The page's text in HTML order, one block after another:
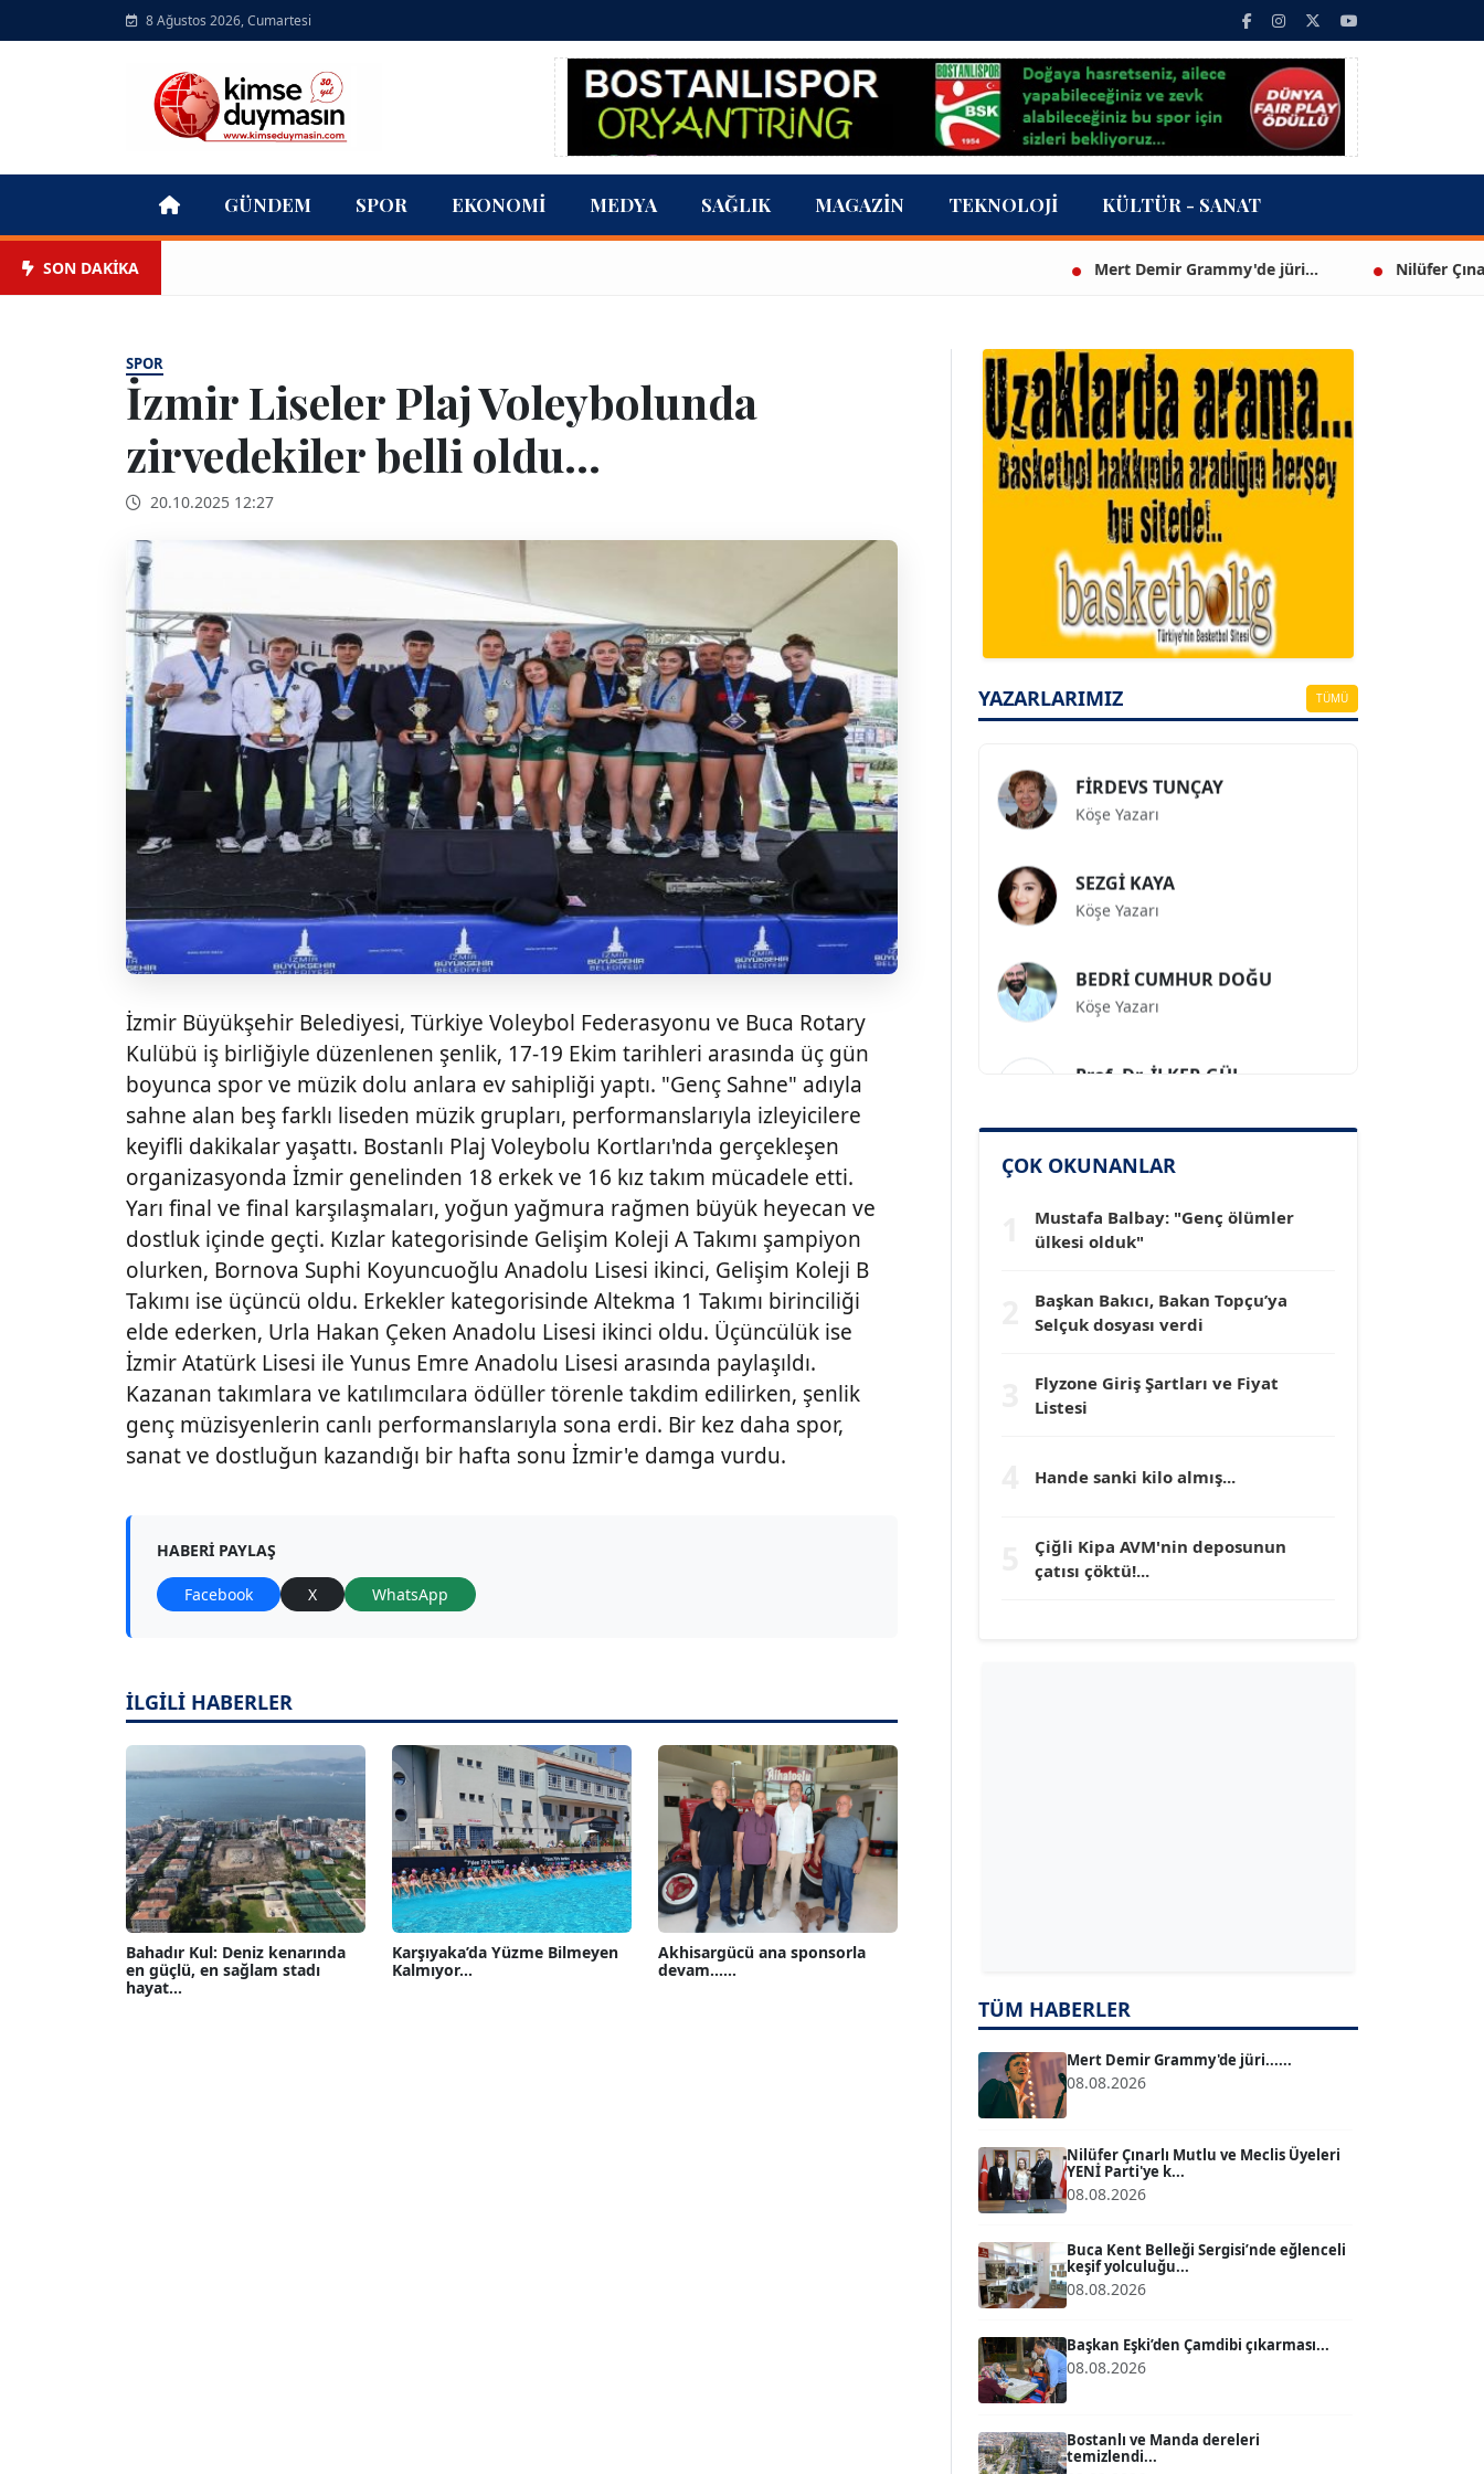
8 Ağustos 2026, Cumartesi
GÜNDEM SPOR EKONOMI MEDYA SAĞLIK MAGAZIN TEKNOLOJI KÜLTÜR - SANAT
SON DAKİKA Mert Demir Grammy'de jüri... Nilüfer Çınarlı
SPOR
İzmir Liseler Plaj Voleybolunda
zirvedekiler belli oldu...
20.10.2025 12:27
İzmir Büyükşehir Belediyesi, Türkiye Voleybol Federasyonu ve Buca Rotary
Kulübü iş birliğiyle düzenlenen şenlik, 17-19 Ekim tarihleri arasında üç gün
boyunca spor ve müzik dolu anlara ev sahipliği yaptı. "Genç Sahne" adıyla
sahne alan beş farklı liseden müzik grupları, performanslarıyla izleyicilere
keyifli dakikalar yaşattı. Bostanlı Plaj Voleybolu Kortları'nda gerçekleşen
organizasyonda İzmir genelinden 18 erkek ve 16 kız takım mücadele etti.
Yarı final ve final karşılaşmaları, yoğun yağmura rağmen büyük heyecan ve
dostluk içinde geçti. Kızlar kategorisinde Gelişim Koleji A Takımı şampiyon
olurken, Bornova Suphi Koyuncuoğlu Anadolu Lisesi ikinci, Gelişim Koleji B
Takımı ise üçüncü oldu. Erkekler kategorisinde Altekma 1 Takımı birinciliği
elde ederken, Urla Hakan Çeken Anadolu Lisesi ikinci oldu. Üçüncülük ise
İzmir Atatürk Lisesi ile Yunus Emre Anadolu Lisesi arasında paylaşıldı.
Kazanan takımlara ve katılımcılara ödüller törenle takdim edilirken, şenlik
genç müzisyenlerin canlı performanslarıyla sona erdi. Bir kez daha spor,
sanat ve dostluğun kazandığı bir hafta sonu İzmir'e damga vurdu.
HABERI PAYLAŞ
Facebook X WhatsApp
İLGİLİ HABERLER
Bahadır Kul: Deniz kenarında
en güçlü, en sağlam stadı
hayat...
Karşıyaka’da Yüzme Bilmeyen
Kalmıyor...
Akhisargücü ana sponsorla
devam......
YAZARLARIMIZ TÜMÜ
A. BAHRİ VRESKALA
Köşe Yazarı
ESAT ERÇETİNGÖZ
Köşe Yazarı
Köşe Yazarı
Köşe Yazarı
Köşe Yazarı
Köşe Yazarı
Köşe Yazarı
Dr. HAKAN TARTAN
Prof. Dr. YÜCEL OCAK
Köşe Yazarı
T TUĞÇE TUĞSAVUL BAYSOY
Köşe Yazarı
BÜLENT GÜRLÜK
MERT ERBOY
B
ÇOK OKUNANLAR
Mustafa Balbay: "Genç ölümler
ülkesi olduk"
Başkan Bakıcı, Bakan Topçu’ya
Selçuk dosyası verdi
Flyzone Giriş Şartları ve Fiyat
Listesi
Hande sanki kilo almış...
Çiğli Kipa AVM'nin deposunun
çatısı çöktü!...
TÜM HABERLER
Mert Demir Grammy'de jüri......
08.08.2026
Nilüfer Çınarlı Mutlu ve Meclis Üyeleri
YENİ Parti'ye k...
08.08.2026
Buca Kent Belleği Sergisi’nde eğlenceli
keşif yolculuğu...
08.08.2026
Başkan Eşki’den Çamdibi çıkarması...
08.08.2026
Bostanlı ve Manda dereleri
temizlendi...